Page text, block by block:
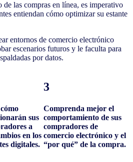
las compras en línea, es imperativo
entiendan cómo optimizar su estante
entornos de comercio electrónico
escenarios futuros y le faculta para
por datos.
sus
a
en los
digitales.
3
Comprenda mejor el
comportamiento de sus
compradores de
comercio electrónico y el
“por qué” de la compra.